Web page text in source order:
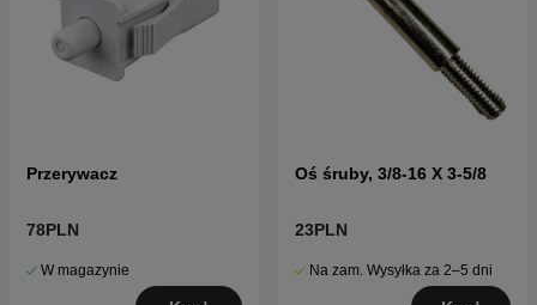
Przerywacz
78PLN
W magazynie
Oś śruby, 3/8-16 X 3-5/8
23PLN
Na zam. Wysyłka za 2–5 dni